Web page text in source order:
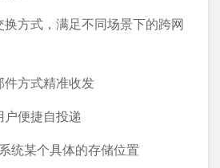
方式，满足不同场景下的跨网
件方式精准收发
户便捷自投递
统某个具体的存储位置